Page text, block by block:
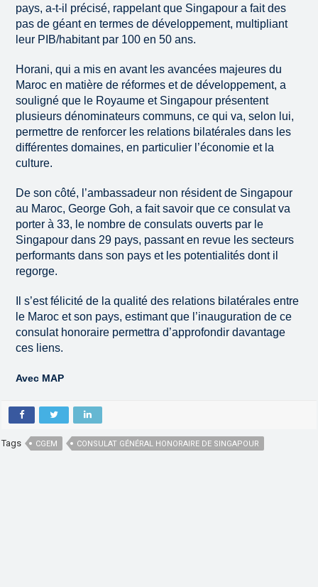
pays, a-t-il précisé, rappelant que Singapour a fait des
pas de géant en termes de développement, multipliant
leur PIB/habitant par 100 en 50 ans.
Horani, qui a mis en avant les avancées majeures du
Maroc en matière de réformes et de développement, a
souligné que le Royaume et Singapour présentent
plusieurs dénominateurs communs, ce qui va, selon lui,
permettre de renforcer les relations bilatérales dans les
différentes domaines, en particulier l’économie et la
culture.
De son côté, l’ambassadeur non résident de Singapour
au Maroc, George Goh, a fait savoir que ce consulat va
porter à 33, le nombre de consulats ouverts par le
Singapour dans 29 pays, passant en revue les secteurs
performants dans son pays et les potentialités dont il
regorge.
Il s’est félicité de la qualité des relations bilatérales entre
le Maroc et son pays, estimant que l’inauguration de ce
consulat honoraire permettra d’approfondir davantage
ces liens.
Avec MAP
Tags CGEM CONSULAT GÉNÉRAL HONORAIRE DE SINGAPOUR